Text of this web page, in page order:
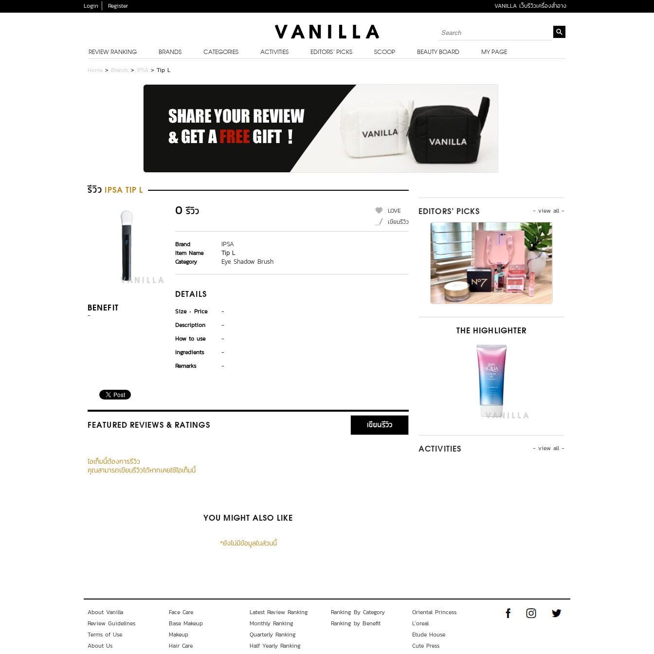
Login Register VANILLA เว็บรีวิวเครื่องสำอาง
REVIEW RANKING BRANDS CATEGORIES ACTIVITIES EDITORS’ PICKS SCOOP BEAUTY BOARD MY PAGE
Home > Brands > IPSA > Tip L
รีวิว IPSA TIP L
BENEFIT
-
0 รีวิว
LOVE
เขียนรีวิว
Brand IPSA
Item Name Tip L
Category Eye Shadow Brush
DETAILS
Size Price
-
Description
-
How to use
-
Ingredients
-
Remarks
-
FEATURED REVIEWS & RATINGS เขียนรีวิว
ไอเท็มนี้ต้องการรีวิว
คุณสามารถเขียนรีวิวได้หากเคยใช้ไอเท็มนี้
YOU MIGHT ALSO LIKE
*ยังไม่มีข้อมูลในส่วนนี้
- view all -
EDITORS’ PICKS
THE HIGHLIGHTER
- view all -
ACTIVITIES
About Vanilla
Review Guidelines
Terms of Use
About Us
Face Care
Base Makeup
Makeup
Hair Care
Latest Review Ranking
Monthly Ranking
Quarterly Ranking
Half Yearly Ranking
Ranking By Category
Ranking by Benefit
Oriental Princess
L'oreal
Etude House
Cute Press